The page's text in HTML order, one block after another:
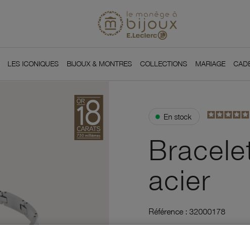
LES ICONIQUES BIJOUX & MONTRES COLLECTIONS MARIAGE
● En stock
acier
Référence : 32000178